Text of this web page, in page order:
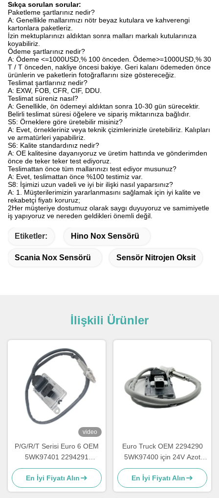
Sıkça sorulan sorular:
Paketleme şartlarınız nedir?
A: Genellikle mallarımızı nötr beyaz kutulara ve kahverengi
kartonlara paketleriz.
İzin mektuplarınızı aldıktan sonra malları markalı kutularınıza
koyabiliriz.
Ödeme şartlarınız nedir?
A: Ödeme <=1000USD,% 100 önceden. Ödeme>=1000USD,% 30
T / T önceden, nakliye öncesi bakiye. Geri kalanı ödemeden önce
ürünlerin ve paketlerin fotoğraflarını size göstereceğiz.
Teslimat şartlarınız nedir?
A: EXW, FOB, CFR, CIF, DDU.
Teslimat süreniz nasıl?
A: Genellikle, ön ödemeyi aldıktan sonra 10-30 gün sürecektir.
Belirli teslimat süresi öğelere ve sipariş miktarınıza bağlıdır.
S5: Örneklere göre üretebilir misiniz?
A: Evet, örnekleriniz veya teknik çizimlerinizle üretebiliriz. Kalıpları
ve armatürleri yapabiliriz.
S6: Kalite standardınız nedir?
A: OE kalitesine dayanıyoruz ve üretim hattında ve gönderimden
önce de teker teker test ediyoruz.
Teslimattan önce tüm mallarınızı test ediyor musunuz?
A: Evet, teslimattan önce %100 testimiz var.
S8: İşimizi uzun vadeli ve iyi bir ilişki nasıl yaparsınız?
A: 1. Müşterilerimizin yararlanmasını sağlamak için iyi kalite ve
rekabetçi fiyatı koruruz;
2Her müşteriye dostumuz olarak saygı duyuyoruz ve samimiyetle
iş yapıyoruz ve nereden geldikleri önemli değil.
Etiketler: Hino Nox Sensörü
Scania Nox Sensörü Sensör Nitrojen Oksit
İlişkili Ürünler
video
P/G/R/T Serisi Euro 6 OEM
5WK97401 2294291
2064769 için Nox Sensörü
En İyi Fiyatı Alın
Euro Truck OEM 2294290
5WK97400 için 24V Azot
Oksit Nox Sensörü
En İyi Fiyatı Alın